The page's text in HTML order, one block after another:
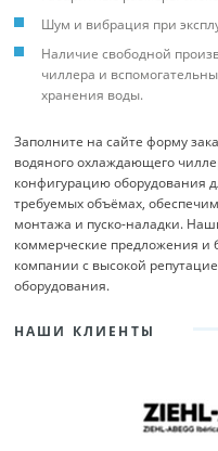
Шум и вибрация при
Наличие свободной
чиллера и
хранения воды.
Заполните на сайте форму
водяного охлаждающего
конфигурацию оборудования
требуемых объёмах,
монтажа и пуско-наладки.
коммерческие предложения и
компании с высокой
оборудования.
НАШИ КЛИЕНТЫ